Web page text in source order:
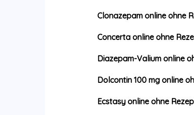
Clonazepam online ohne
Concerta online ohne
Diazepam-Valium online
Dolcontin 100 mg online
Ecstasy online ohne